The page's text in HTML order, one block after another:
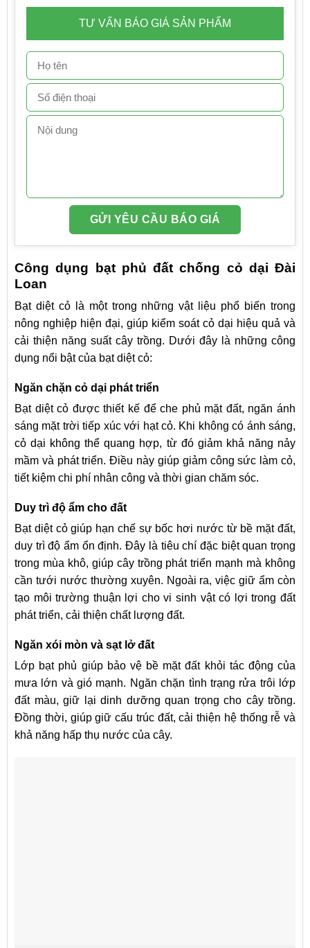
TƯ VẤN BÁO GIÁ SẢN PHẨM
Công dụng bạt phủ đất chống cỏ dại Đài
Loan
Bạt diệt cỏ là một trong những vật liệu phổ biến trong
nông nghiệp hiện đại, giúp kiểm soát cỏ dại hiệu quả và
cải thiện năng suất cây trồng. Dưới đây là những công
dụng nổi bật của bạt diệt cỏ:
Ngăn chặn cỏ dại phát triển
Bạt diệt cỏ được thiết kế để che phủ mặt đất, ngăn ánh
sáng mặt trời tiếp xúc với hạt cỏ. Khi không có ánh sáng,
cỏ dại không thể quang hợp, từ đó giảm khả năng nảy
mầm và phát triển. Điều này giúp giảm công sức làm cỏ,
tiết kiệm chi phí nhân công và thời gian chăm sóc.
Duy trì độ ẩm cho đất
Bạt diệt cỏ giúp hạn chế sự bốc hơi nước từ bề mặt đất,
duy trì độ ẩm ổn định. Đây là tiêu chí đặc biệt quan trọng
trong mùa khô, giúp cây trồng phát triển mạnh mà không
cần tưới nước thường xuyên. Ngoài ra, việc giữ ẩm còn
tạo môi trường thuận lợi cho vi sinh vật có lợi trong đất
phát triển, cải thiện chất lượng đất.
Ngăn xói mòn và sạt lở đất
Lớp bạt phủ giúp bảo vệ bề mặt đất khỏi tác động của
mưa lớn và gió mạnh. Ngăn chặn tình trạng rửa trôi lớp
đất màu, giữ lại dinh dưỡng quan trọng cho cây trồng.
Đồng thời, giúp giữ cấu trúc đất, cải thiện hệ thống rễ và
khả năng hấp thụ nước của cây.